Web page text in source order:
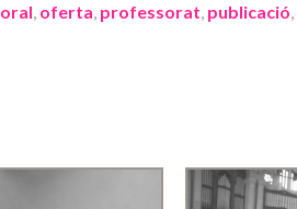
oferta professorat publicació